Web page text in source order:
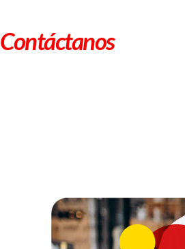
Contáctanos